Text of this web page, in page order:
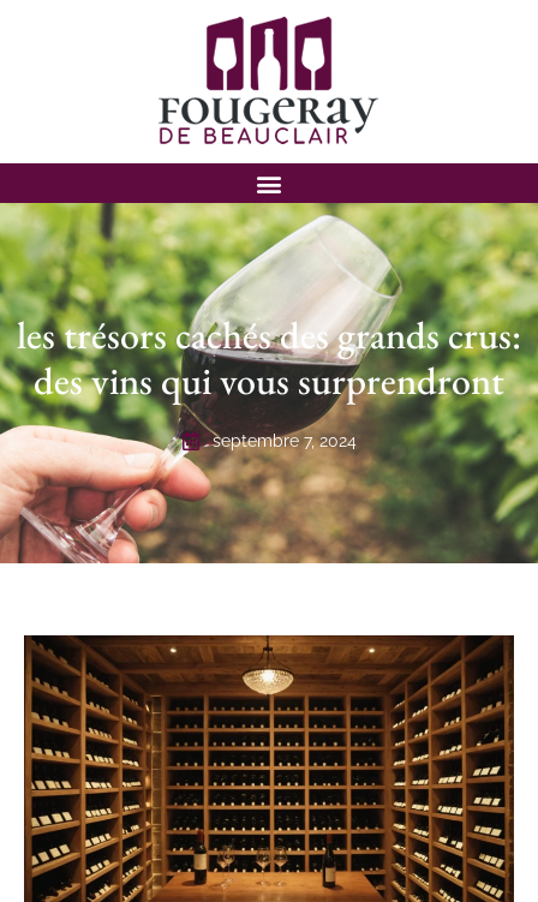
les trésors cachés des grands crus:
des vins qui vous surprendront
septembre 7, 2024